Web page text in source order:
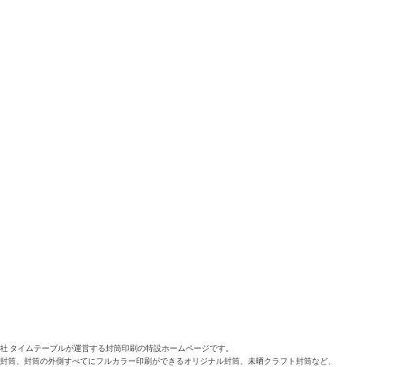
タイムテーブルが運営する封筒印刷の特設ホームページです。
筒、封筒の外側すべてにフルカラー印刷ができるオリジナル封筒、未晒クラフト封筒など、